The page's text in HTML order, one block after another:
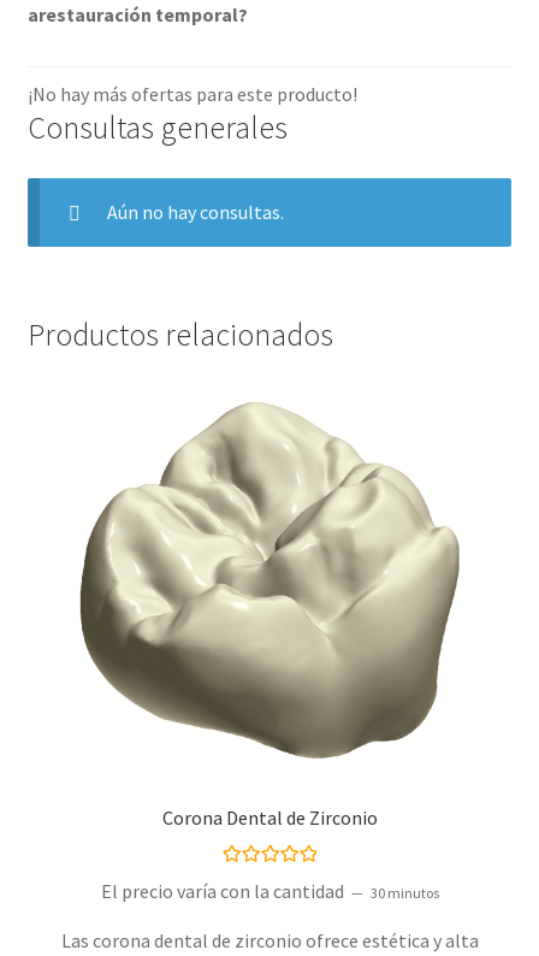
arestauración temporal?
¡No hay más ofertas para este producto!
Consultas generales
Aún no hay consultas.
Productos relacionados
Corona Dental de Zirconio
El precio varía con la cantidad 30 minutos
Las corona dental de zirconio ofrece estética y alta